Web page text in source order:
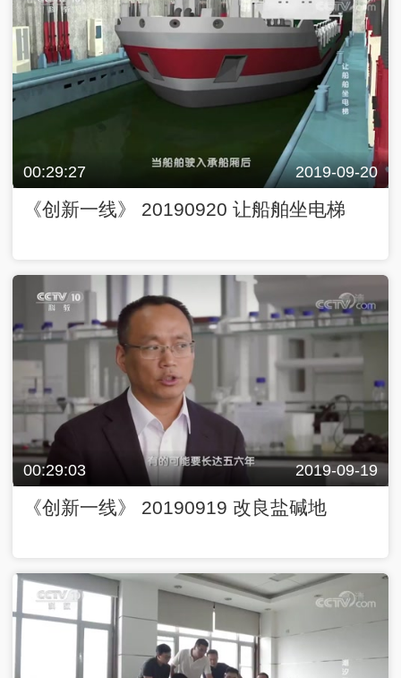
00:29:27 2019-09-20
《创新一线》 20190920 让船舶坐电梯
00:29:03 2019-09-19
《创新一线》 20190919 改良盐碱地